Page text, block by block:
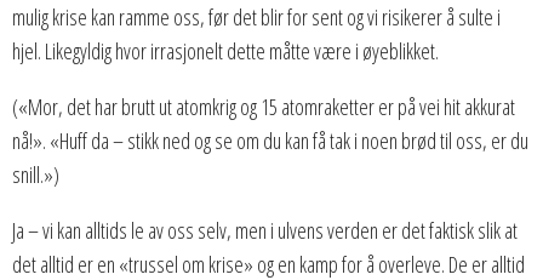
mulig krise kan ramme oss, før det blir for sent og vi risikerer å sulte i
hjel. Likegyldig hvor irrasjonelt dette måtte være i øyeblikket.
(«Mor, det har brutt ut atomkrig og 15 atomraketter er på vei hit akkurat
nå!». «Huff da – stikk ned og se om du kan få tak i noen brød til oss, er du
snill.»)
Ja – vi kan alltids le av oss selv, men i ulvens verden er det faktisk slik at
det alltid er en «trussel om krise» og en kamp for å overleve. De er alltid